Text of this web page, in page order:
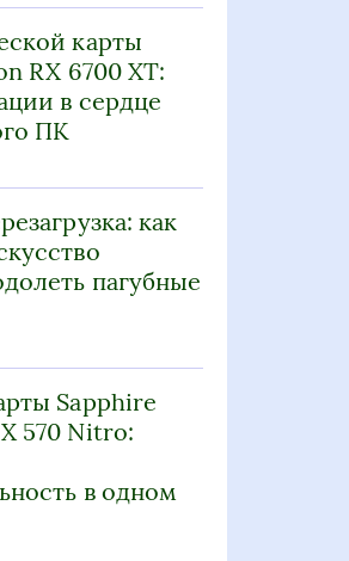
карты
RX 6700 XT:
в сердце
ПК
как
пагубные
Sapphire
570 Nitro:
в одном